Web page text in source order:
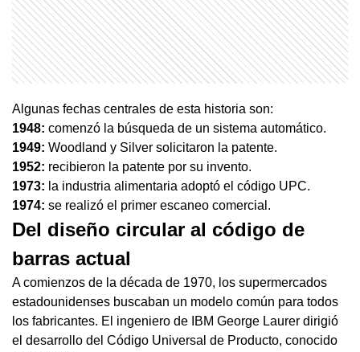
Algunas fechas centrales de esta historia son:
1948: comenzó la búsqueda de un sistema automático.
1949: Woodland y Silver solicitaron la patente.
1952: recibieron la patente por su invento.
1973: la industria alimentaria adoptó el código UPC.
1974: se realizó el primer escaneo comercial.
Del diseño circular al código de
barras actual
A comienzos de la década de 1970, los supermercados
estadounidenses buscaban un modelo común para todos
los fabricantes. El ingeniero de IBM George Laurer dirigió
el desarrollo del Código Universal de Producto, conocido